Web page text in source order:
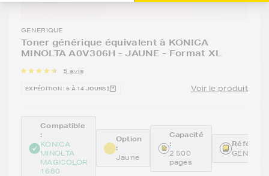
GENERIQUE
Toner générique équivalent à KONICA
MINOLTA A0V306H - JAUNE - Format XL
5 avis
EXPÉDITION : 6 À 14 JOURS Voir le produit
Compatible
:
KONICA
MINOLTA
MAGICOLOR
1680
Option
:
Jaune
Capacité
:
2 500
pages